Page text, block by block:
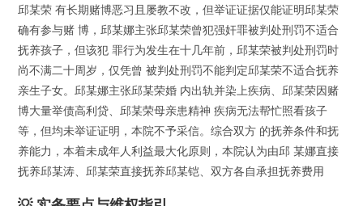
邱某荣 有长期赌博恶习且屡教不改，但举证证据仅能证明邱某荣
确有参与赌 博，邱某娜主张邱某荣曾犯强奸罪被判处刑罚不适合
抚养孩子，但该犯 罪行为发生在十几年前，邱某荣被判处刑罚时
尚不满二十周岁，仅凭曾 被判处刑罚不能判定邱某荣不适合抚养
亲生子女。邱某娜主张邱某荣婚 内出轨并染上疾病、邱某荣因赌
博大量举债高利贷、邱某荣母亲患精神 疾病无法帮忙照看孩子
等，但均未举证证明，本院不予采信。综合双方 的抚养条件和抚
养能力，本着未成年人利益最大化原则，本院认为由邱 某娜直接
抚养邱某涛、邱某荣直接抚养邱某铠、双方各自承担抚养费用